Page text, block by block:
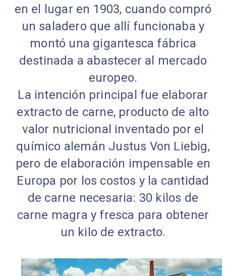
en el lugar en 1903, cuando compró
un saladero que allí funcionaba y
montó una gigantesca fábrica
destinada a abastecer al mercado
europeo.
La intención principal fue elaborar
extracto de carne, producto de alto
valor nutricional inventado por el
químico alemán Justus Von Liebig,
pero de elaboración impensable en
Europa por los costos y la cantidad
de carne necesaria: 30 kilos de
carne magra y fresca para obtener
un kilo de extracto.